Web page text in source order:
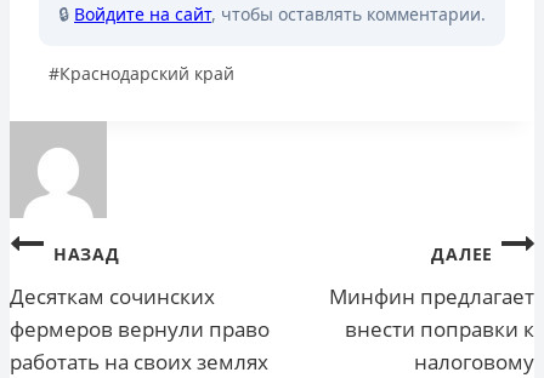
🔒 Войдите на сайт, чтобы оставлять комментарии.
Метки
#Краснодарский край
Навигация
по
записям
НАЗАД
Десяткам сочинских
фермеров вернули право
работать на своих землях
ДАЛЕЕ
Минфин предлагает
внести поправки к
налоговому